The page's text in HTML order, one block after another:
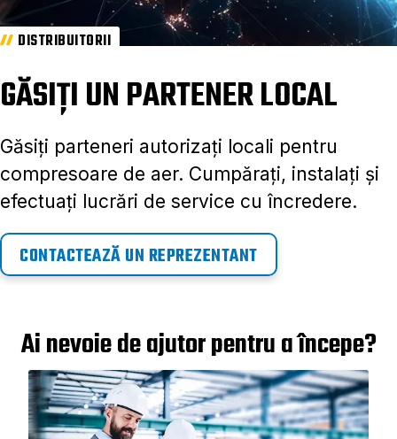
DISTRIBUITORII
GĂSIȚI UN PARTENER LOCAL
Găsiți parteneri autorizați locali pentru
compresoare de aer. Cumpărați, instalați și
efectuați lucrări de service cu încredere.
CONTACTEAZĂ UN REPREZENTANT
Ai nevoie de ajutor pentru a începe?